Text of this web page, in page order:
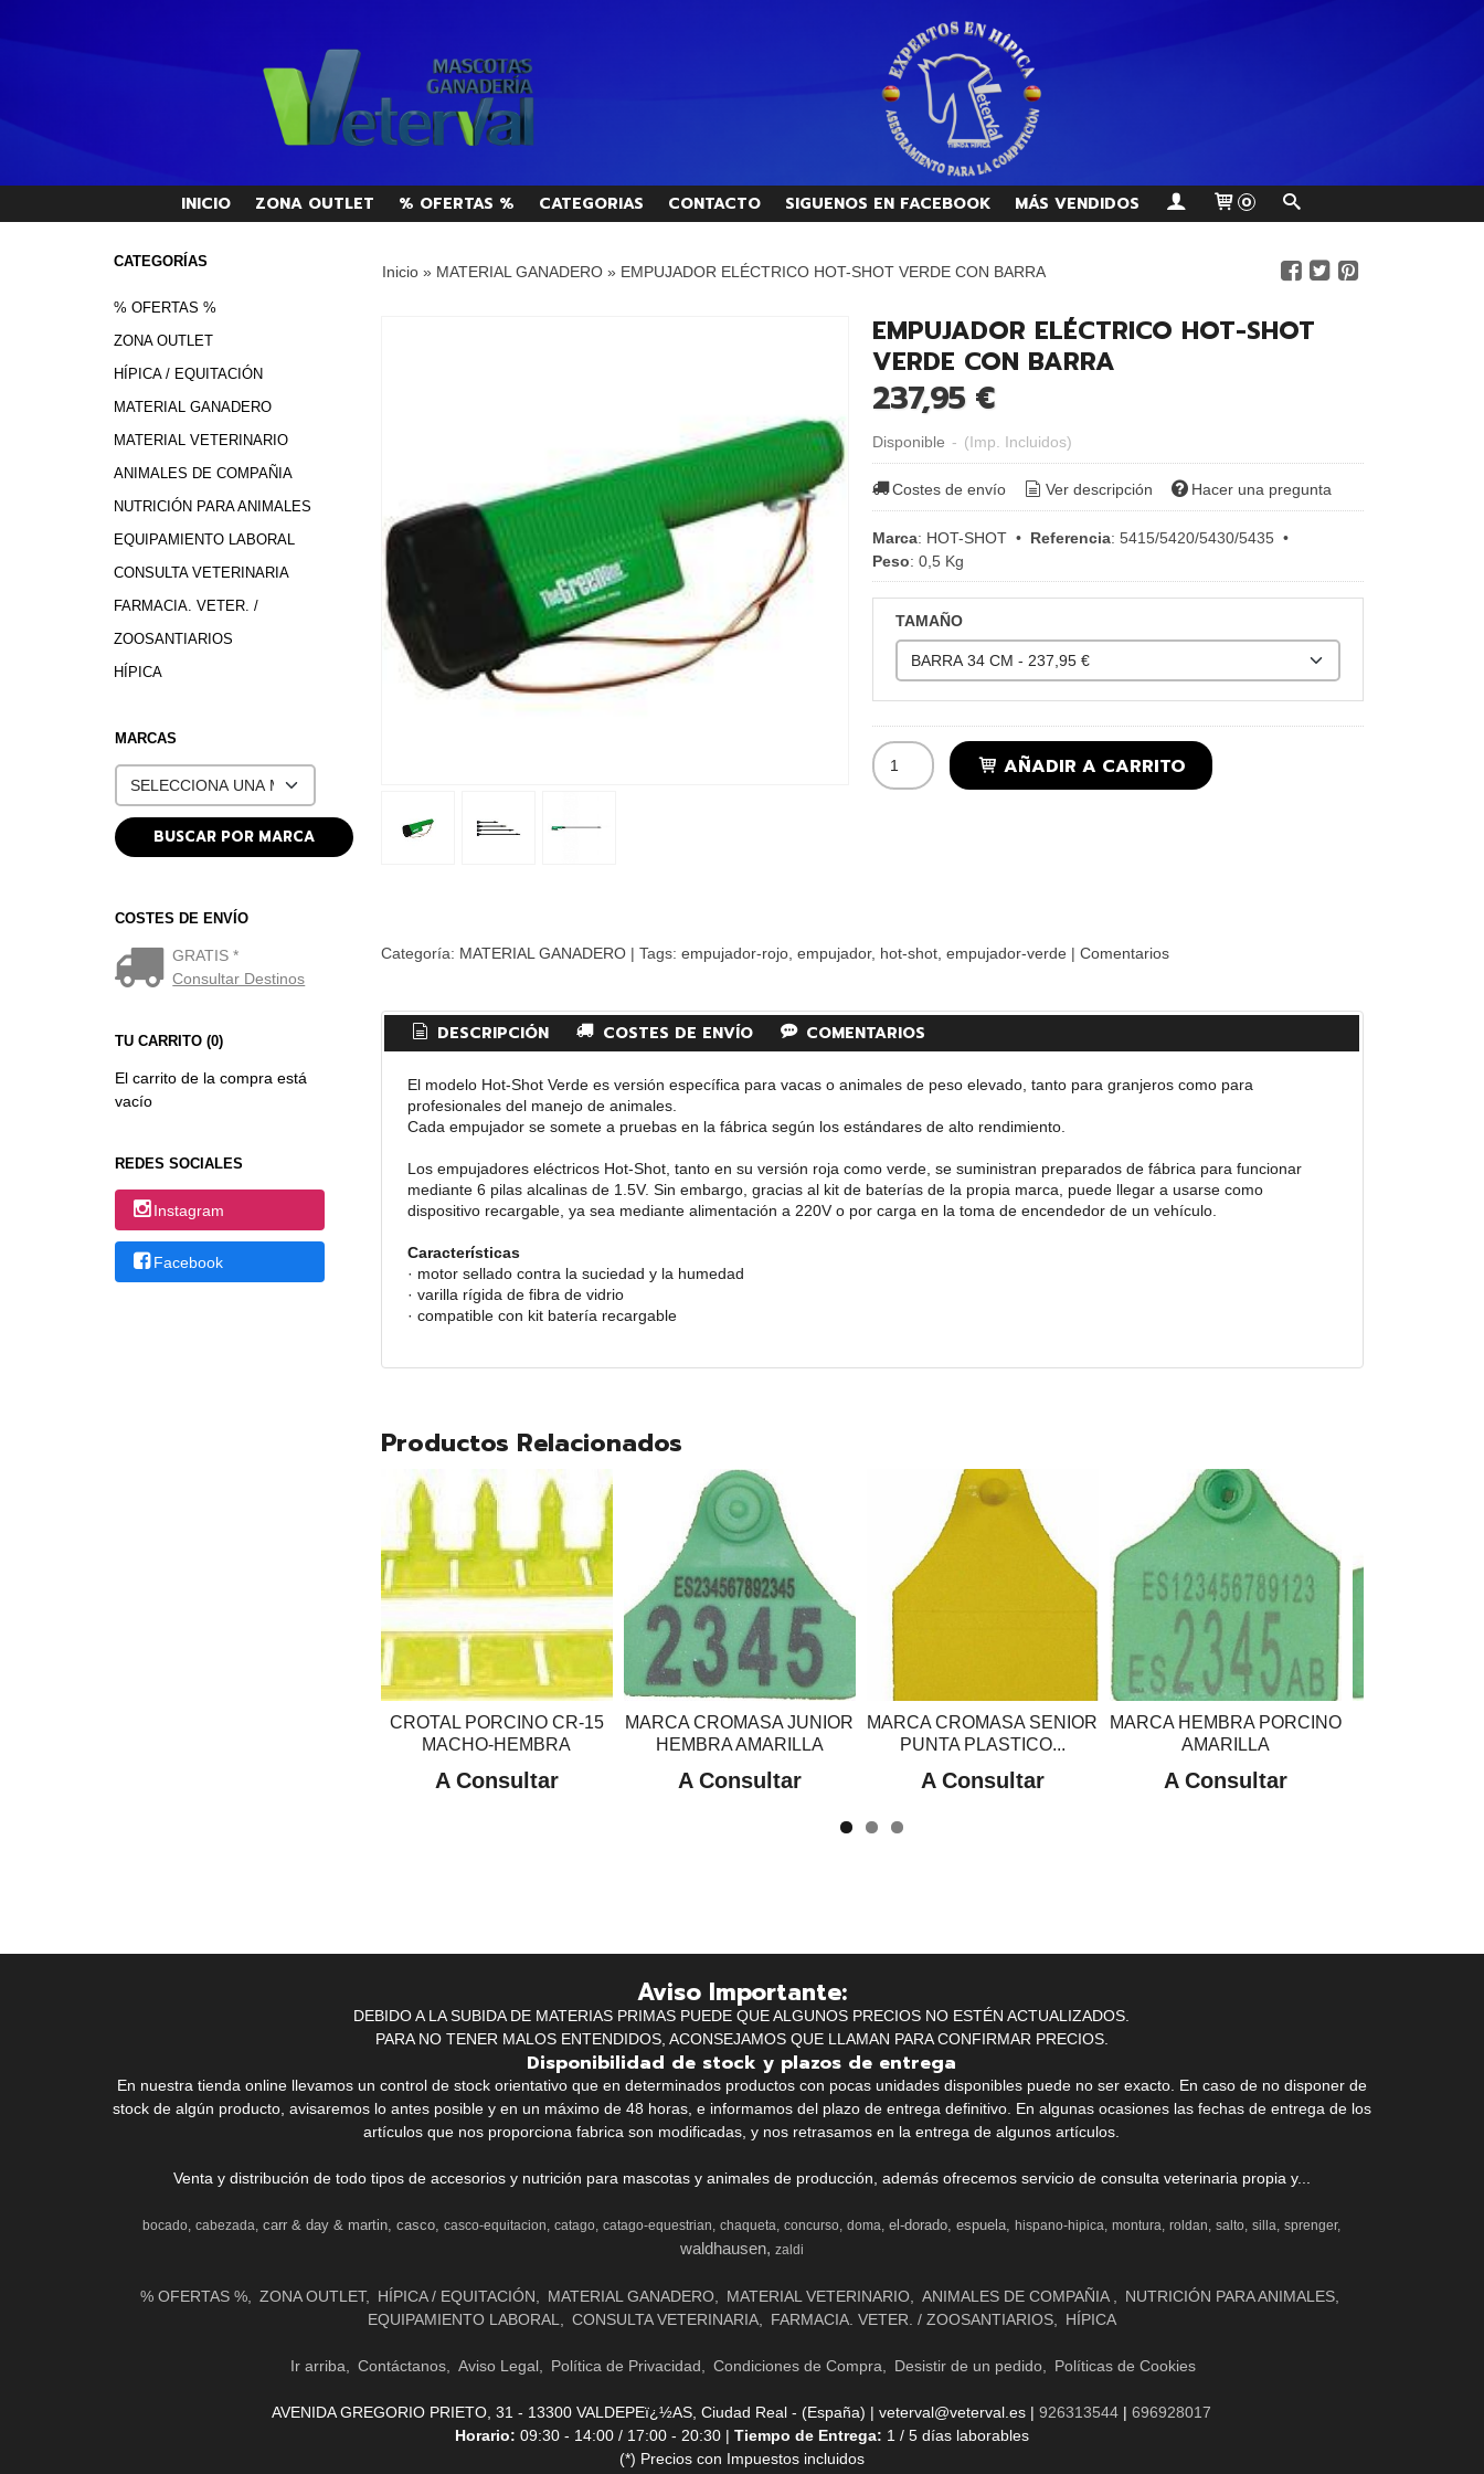
INICIO ZONA OUTLET % OFERTAS % CATEGORIAS CONTACTO SIGUENOS EN FACEBOOK MÁS VENDIDOS 0
CATEGORÍAS
% OFERTAS %
ZONA OUTLET
HÍPICA / EQUITACIÓN
MATERIAL GANADERO
MATERIAL VETERINARIO
ANIMALES DE COMPAÑIA
NUTRICIÓN PARA ANIMALES
EQUIPAMIENTO LABORAL
CONSULTA VETERINARIA
FARMACIA. VETER. /
ZOOSANTIARIOS
HÍPICA
MARCAS
COSTES DE ENVÍO
GRATIS *
Consultar Destinos
TU CARRITO (0)
El carrito de la compra está
vacío
REDES SOCIALES
Instagram
Facebook
Inicio» MATERIAL GANADERO» EMPUJADOR ELÉCTRICO HOT-SHOT VERDE CON BARRA
EMPUJADOR ELÉCTRICO HOT-SHOT
VERDE CON BARRA
237,95 €
Disponible - (Imp. Incluidos)
Costes de envío Ver descripción Hacer una pregunta
Marca: HOT-SHOT• Referencia: 5415/5420/5430/5435•
Peso: 0,5 Kg
TAMAÑO
AÑADIR A CARRITO
Categoría: MATERIAL GANADERO| Tags: empujador-rojo empujador hot-shot empujador-verde | Comentarios
DESCRIPCIÓN COSTES DE ENVÍO COMENTARIOS
El modelo Hot-Shot Verde es versión específica para vacas o animales de peso elevado, tanto para granjeros como para
profesionales del manejo de animales.
Cada empujador se somete a pruebas en la fábrica según los estándares de alto rendimiento.
Los empujadores eléctricos Hot-Shot, tanto en su versión roja como verde, se suministran preparados de fábrica para funcionar
mediante 6 pilas alcalinas de 1.5V. Sin embargo, gracias al kit de baterías de la propia marca, puede llegar a usarse como
dispositivo recargable, ya sea mediante alimentación a 220V o por carga en la toma de encendedor de un vehículo.
Características
· motor sellado contra la suciedad y la humedad
· varilla rígida de fibra de vidrio
· compatible con kit batería recargable
Productos Relacionados
CROTAL PORCINO CR-15
MACHO-HEMBRA
A Consultar
MARCA CROMASA JUNIOR
HEMBRA AMARILLA
A Consultar
MARCA CROMASA SENIOR
PUNTA PLASTICO...
A Consultar
MARCA HEMBRA PORCINO
AMARILLA
A Consultar
Aviso Importante:
DEBIDO A LA SUBIDA DE MATERIAS PRIMAS PUEDE QUE ALGUNOS PRECIOS NO ESTÉN ACTUALIZADOS.
PARA NO TENER MALOS ENTENDIDOS, ACONSEJAMOS QUE LLAMAN PARA CONFIRMAR PRECIOS.
Disponibilidad de stock y plazos de entrega
En nuestra tienda online llevamos un control de stock orientativo que en determinados productos con pocas unidades disponibles puede no ser exacto. En caso de no disponer de
stock de algún producto, avisaremos lo antes posible y en un máximo de 48 horas, e informamos del plazo de entrega definitivo. En algunas ocasiones las fechas de entrega de los
artículos que nos proporciona fabrica son modificadas, y nos retrasamos en la entrega de algunos artículos.
Venta y distribución de todo tipos de accesorios y nutrición para mascotas y animales de producción, además ofrecemos servicio de consulta veterinaria propia y...
bocado cabezada carr & day & martin casco casco-equitacion catago catago-equestrian chaqueta concurso doma el-dorado espuela hispano-hipica montura roldan salto silla sprenger
waldhausen zaldi
% OFERTAS % ZONA OUTLET HÍPICA / EQUITACIÓN MATERIAL GANADERO MATERIAL VETERINARIO ANIMALES DE COMPAÑIA
NUTRICIÓN PARA ANIMALES
EQUIPAMIENTO LABORAL
CONSULTA VETERINARIA FARMACIA. VETER. / ZOOSANTIARIOS HÍPICA
Ir arriba Contáctanos Aviso Legal Política de Privacidad Condiciones de Compra Desistir de un pedido Políticas de Cookies
AVENIDA GREGORIO PRIETO, 31 - 13300 VALDEPEï¿½AS, Ciudad Real - (España) | veterval@veterval.es |926313544 |696928017
Horario: 09:30 - 14:00 / 17:00 - 20:30 | Tiempo de Entrega: 1 / 5 días laborables
(*) Precios con Impuestos incluidos